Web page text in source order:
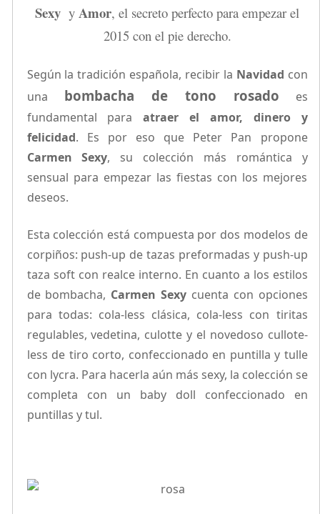
Sexy y Amor, el secreto perfecto para empezar el
2015 con el pie derecho.
Según la tradición española, recibir la Navidad con
una bombacha de tono rosado es
fundamental paraatraer el amor, dinero y
felicidad. Es por eso que Peter Pan propone
Carmen Sexy, su colección más romántica y
sensual para empezar las fiestas con los mejores
deseos.
Esta colección está compuesta por dos modelos de
corpiños: push-up de tazas preformadas y push-up
taza soft con realce interno. En cuanto a los estilos
de bombacha, Carmen Sexy cuenta con opciones
para todas: cola-less clásica, cola-less con tiritas
regulables, vedetina, culotte y el novedoso cullote-
less de tiro corto, confeccionado en puntilla y tulle
con lycra. Para hacerla aún más sexy, la colección se
completa con un baby doll confeccionado en
puntillas y tul.